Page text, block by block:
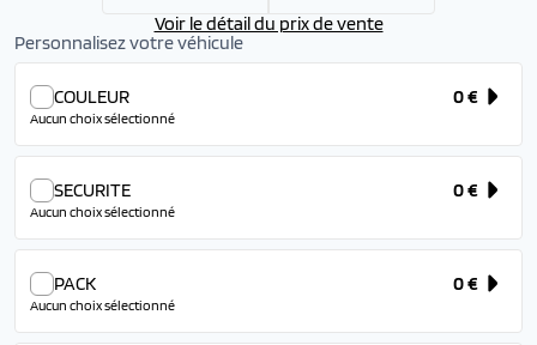
Voir le détail du prix de vente
Personnalisez votre véhicule
COULEUR 0 €
Aucun choix sélectionné
SECURITE 0 €
Aucun choix sélectionné
PACK 0 €
Aucun choix sélectionné